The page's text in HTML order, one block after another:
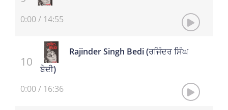
0:00/ 14:55
Rajinder Singh Bedi (ਰਜਿੰਦਰ ਸਿੰਘ
ਬੇਦੀ)
0:00/ 16:36